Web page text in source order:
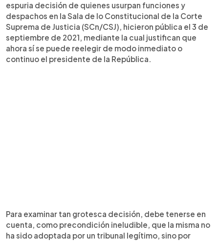
espuria decisión de quienes usurpan funciones y
despachos en la Sala de lo Constitucional de la Corte
Suprema de Justicia (SCn/CSJ), hicieron pública el 3 de
septiembre de 2021, mediante la cual justifican que
ahora sí se puede reelegir de modo inmediato o
continuo el presidente de la República.
Para examinar tan grotesca decisión, debe tenerse en
cuenta, como precondición ineludible, que la misma no
ha sido adoptada por un tribunal legítimo, sino por